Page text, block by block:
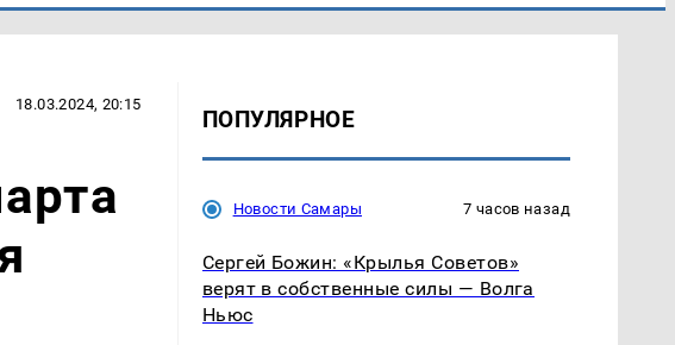
18.03.2024, 20:15
ПОПУЛЯРНОЕ
Новости Самары 7 часов назад
Сергей Божин: «Крылья Советов»
верят в собственные силы — Волга
Ньюс